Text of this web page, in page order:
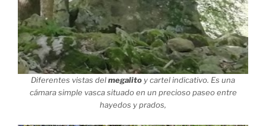
Diferentes vistas delmegalito y cartel indicativo. Es una
cámara simple vasca situado en un precioso paseo entre
hayedos y prados,